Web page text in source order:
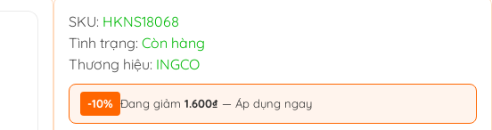
SKU: HKNS18068
Tình trạng: Còn hàng
Thương hiệu: INGCO
-10% Đang giảm 1.600₫ — Áp dụng ngay